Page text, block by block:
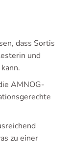
dass Sortis
und
AMNOG-
zu einer